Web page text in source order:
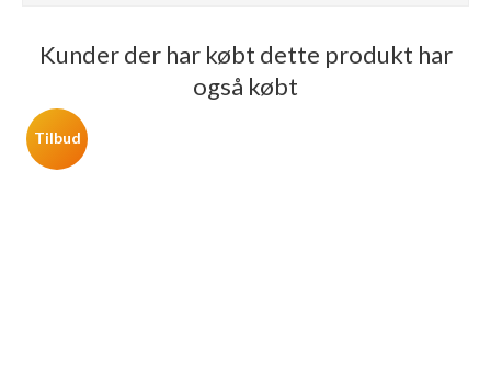
Kunder der har købt dette produkt har
også købt
Tilbud